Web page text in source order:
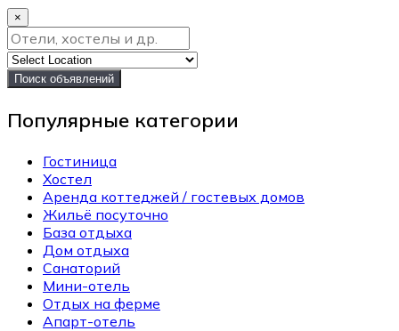
×
Поиск объявлений
Популярные категории
Гостиница
Хостел
Аренда коттеджей / гостевых домов
Жильё посуточно
База отдыха
Дом отдыха
Санаторий
Мини-отель
Отдых на ферме
Апарт-отель